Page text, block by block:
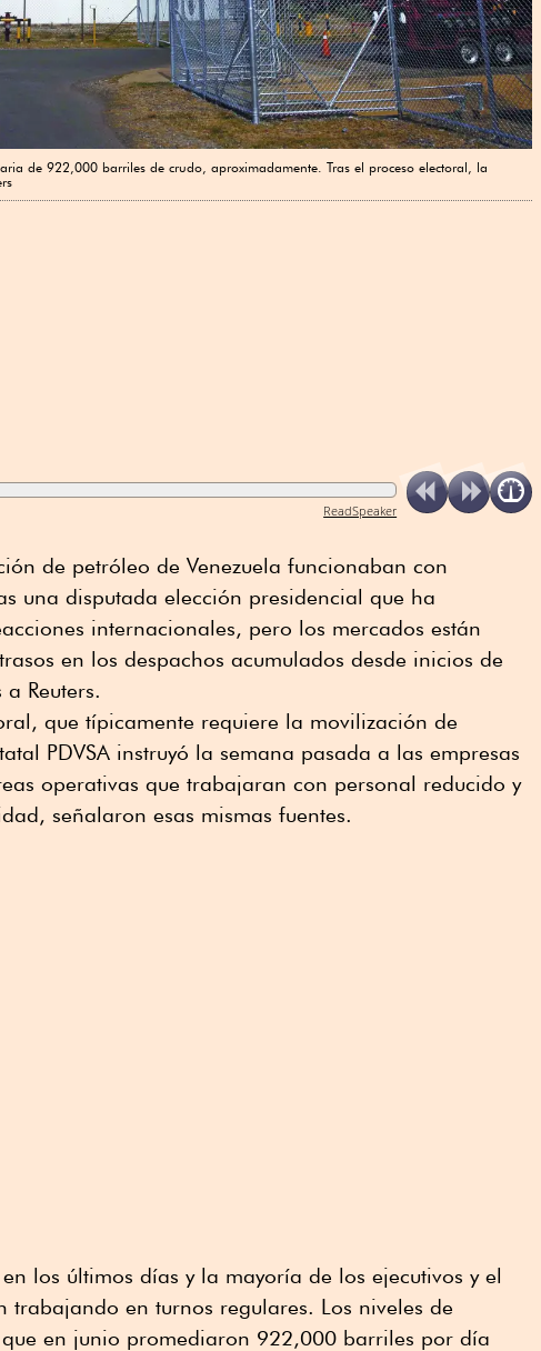
de 922,000 barriles de crudo, aproximadamente. Tras el proceso electoral, la
ReadSpeaker
de petróleo de Venezuela funcionaban con
una disputada elección presidencial que ha
internacionales, pero los mercados están
en los despachos acumulados desde inicios de
Reuters.
que típicamente requiere la movilización de
PDVSA instruyó la semana pasada a las empresas
operativas que trabajaran con personal reducido y
señalaron esas mismas fuentes.
los últimos días y la mayoría de los ejecutivos y el
trabajando en turnos regulares. Los niveles de
en junio promediaron 922,000 barriles por día